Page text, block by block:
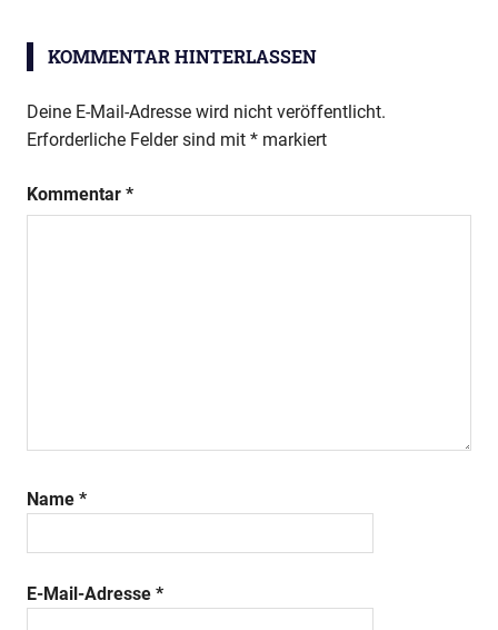
KOMMENTAR HINTERLASSEN
Deine E-Mail-Adresse wird nicht veröffentlicht.
Erforderliche Felder sind mit * markiert
Kommentar *
Name *
E-Mail-Adresse *